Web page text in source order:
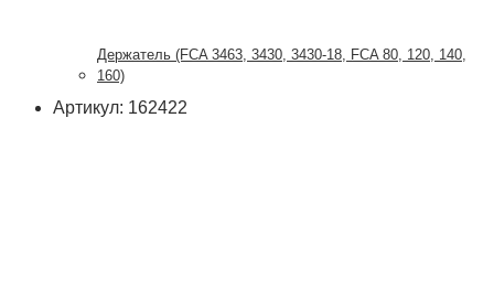
Держатель (FCA 3463, 3430, 3430-18, FCA 80, 120, 140,
160)
Артикул: 162422